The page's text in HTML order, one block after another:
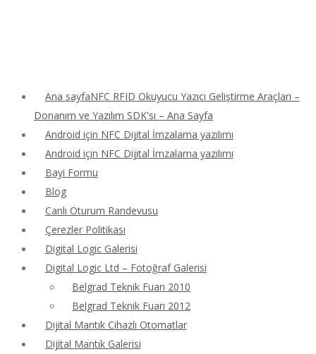
Ana sayfaNFC RFID Okuyucu Yazıcı Geliştirme Araçları –
Donanım ve Yazılım SDK'sı – Ana Sayfa
Android için NFC Dijital İmzalama yazılımı
Android için NFC Dijital İmzalama yazılımı
Bayi Formu
Blog
Canlı Oturum Randevusu
Çerezler Politikası
Digital Logic Galerisi
Digital Logic Ltd – Fotoğraf Galerisi
Belgrad Teknik Fuarı 2010
Belgrad Teknik Fuarı 2012
Dijital Mantık Cihazlı Otomatlar
Dijital Mantık Galerisi